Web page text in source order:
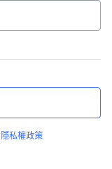
隱私權政策